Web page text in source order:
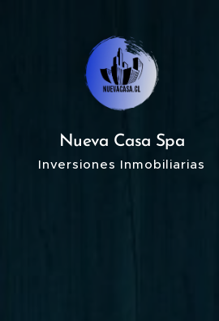
Nueva Casa Spa
Inversiones Inmobiliarias